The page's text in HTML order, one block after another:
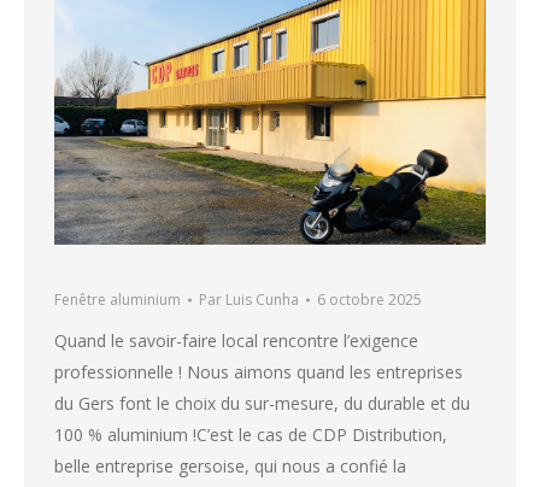
Fenêtre aluminium Par Luis Cunha 6 octobre 2025
Quand le savoir-faire local rencontre l’exigence
professionnelle ! Nous aimons quand les entreprises
du Gers font le choix du sur-mesure, du durable et du
100 % aluminium !C’est le cas de CDP Distribution,
belle entreprise gersoise, qui nous a confié la